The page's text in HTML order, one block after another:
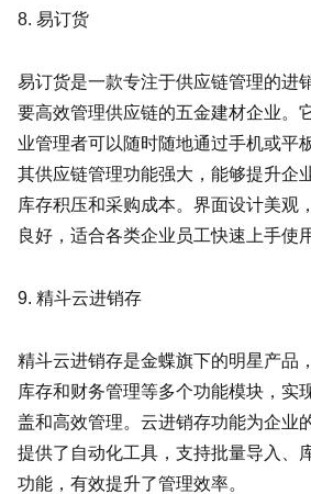
8. 易订货
易订货是一款专注于供应链管理的进
要高效管理供应链的五金建材企业。
业管理者可以随时随地通过手机或平
其供应链管理功能强大，能够提升企
库存积压和采购成本。界面设计美观
良好，适合各类企业员工快速上手使用
9. 精斗云进销存
精斗云进销存是金蝶旗下的明星产品
库存和财务管理等多个功能模块，实
盖和高效管理。云进销存功能为企业
提供了自动化工具，支持批量导入、
功能，有效提升了管理效率。